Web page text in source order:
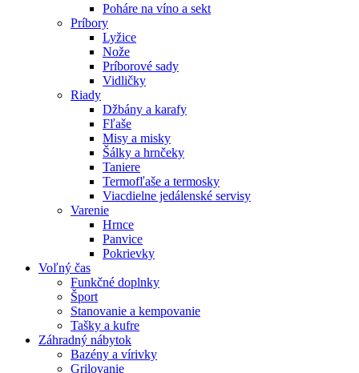
Poháre na víno a sekt
Príbory
Lyžice
Nože
Príborové sady
Vidličky
Riady
Džbány a karafy
Fľaše
Misy a misky
Šálky a hrnčeky
Taniere
Termofľaše a termosky
Viacdielne jedálenské servisy
Varenie
Hrnce
Panvice
Pokrievky
Voľný čas
Funkčné doplnky
Šport
Stanovanie a kempovanie
Tašky a kufre
Záhradný nábytok
Bazény a vírivky
Grilovanie